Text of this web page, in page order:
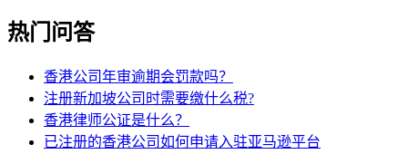
热门问答
香港公司年审逾期会罚款吗？
注册新加坡公司时需要缴什么税?
香港律师公证是什么？
已注册的香港公司如何申请入驻亚马逊平台